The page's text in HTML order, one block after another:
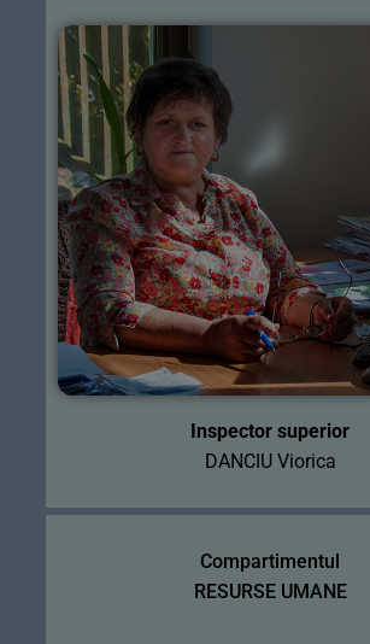
Inspector superior
DANCIU Viorica
Compartimentul
RESURSE UMANE